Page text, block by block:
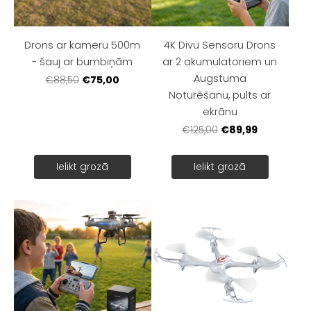
Drons ar kameru 500m
- šauj ar bumbiņām
€88,50 €75,00
Ielikt grozā
4K Divu Sensoru Drons
ar 2 akumulatoriem un
Augstuma
Noturēšanu, pults ar
ekrānu
€125,00 €89,99
Ielikt grozā